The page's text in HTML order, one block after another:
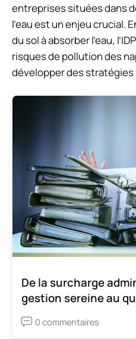
entreprises situées dans
l’eau est un enjeu crucial.
du sol à absorber l’eau,
risques de pollution des
développer des stratégies
De la surcharge
gestion sereine au
0 commentaires